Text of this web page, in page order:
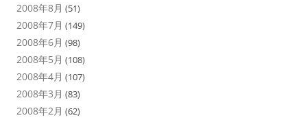
2008年8月 (51)
2008年7月 (149)
2008年6月 (98)
2008年5月 (108)
2008年4月 (107)
2008年3月 (83)
2008年2月 (62)